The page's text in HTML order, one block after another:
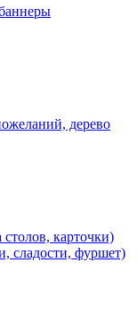
дерево
столов, карточки)
сладости, фуршет)